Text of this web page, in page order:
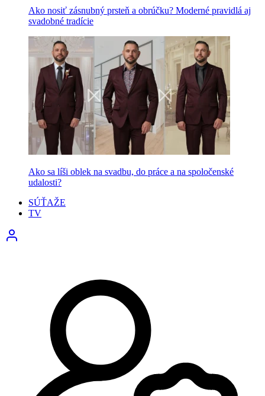
Ako nosiť zásnubný prsteň a obrúčku? Moderné pravidlá aj
svadobné tradície
Ako sa líši oblek na svadbu, do práce a na spoločenské
udalosti?
SÚŤAŽE
TV